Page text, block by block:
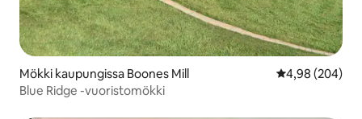
Mökki kaupungissa Boones Mill
4,98 (204)
Blue Ridge -vuoristomökki